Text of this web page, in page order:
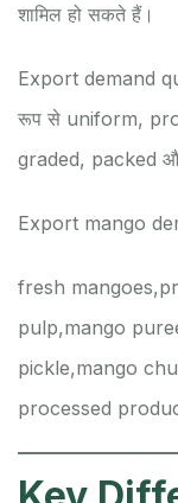
शामिल हो सकते हैं।
Export demand
रूप से uniform,
graded, packed
Export mango
fresh mangoes,
pulp,mango
pickle,mango
processed